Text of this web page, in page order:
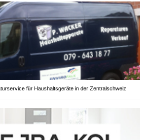
für Haushaltsgeräte in der Zentralschweiz